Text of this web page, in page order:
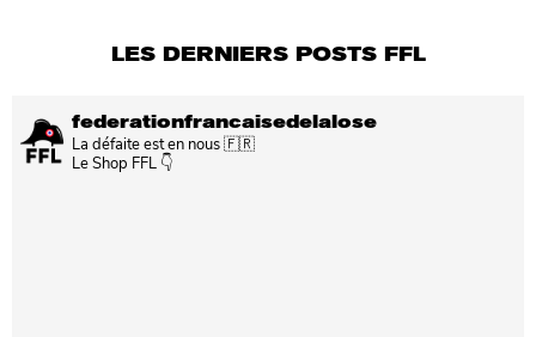
LES DERNIERS POSTS FFL
federationfrancaisedelalose
La défaite est en nous 🇫🇷
Le Shop FFL 👇